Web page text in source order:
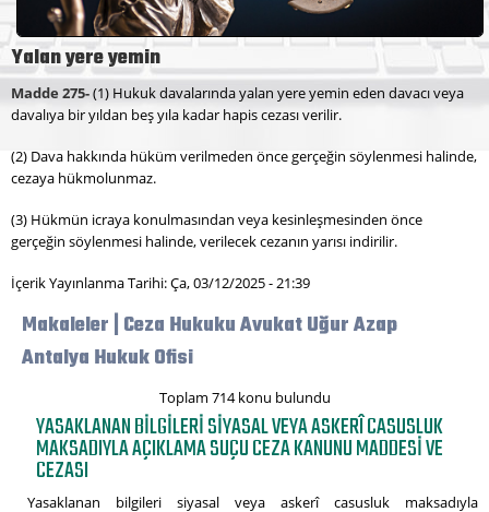
Yalan yere yemin
Madde 275-(1) Hukuk davalarında yalan yere yemin eden davacı veya
davalıya bir yıldan beş yıla kadar hapis cezası verilir.
(2) Dava hakkında hüküm verilmeden önce gerçeğin söylenmesi halinde,
cezaya hükmolunmaz.
(3) Hükmün icraya konulmasından veya kesinleşmesinden önce
gerçeğin söylenmesi halinde, verilecek cezanın yarısı indirilir.
İçerik Yayınlanma Tarihi: Ça, 03/12/2025 - 21:39
Makaleler | Ceza Hukuku Avukat Uğur Azap
Antalya Hukuk Ofisi
Toplam 714 konu bulundu
YASAKLANAN BILGILERI SIYASAL VEYA ASKERÎ CASUSLUK
MAKSADIYLA AÇIKLAMA SUÇU CEZA KANUNU MADDESI VE
CEZASI
Yasaklanan bilgileri siyasal veya askerî casusluk maksadıyla